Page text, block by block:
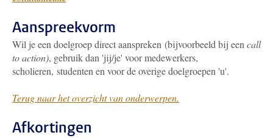
Aanspreekvorm
Wil je een doelgroep direct aanspreken (bijvoorbeeld bij een call
to action), gebruik dan 'jij/je' voor medewerkers,
scholieren, studenten en voor de overige doelgroepen 'u'.
Terug naar het overzicht van onderwerpen.
Afkortingen